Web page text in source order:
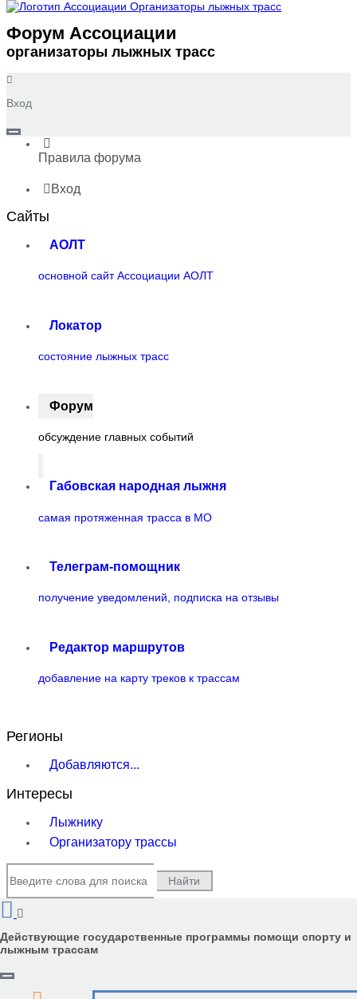
Форум Ассоциации
организаторы лыжных трасс
Вход
Правила форума
Вход
Сайты
АОЛТ
основной сайт Ассоциации АОЛТ
Локатор
состояние лыжных трасс
Форум
обсуждение главных событий
Габовская народная лыжня
самая протяженная трасса в МО
Телеграм-помощник
получение уведомлений, подписка на отзывы
Редактор маршрутов
добавление на карту треков к трассам
Регионы
Добавляются...
Интересы
Лыжнику
Организатору трассы
Найти
Действующие государственные программы помощи спорту и
лыжным трассам